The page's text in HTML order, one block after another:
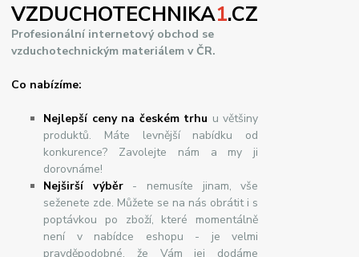
VZDUCHOTECHNIKA1.CZ
Profesionální internetový obchod se
vzduchotechnickým materiálem v ČR.
Co nabízíme:
Nejlepší ceny na českém trhu u většiny
produktů. Máte levnější nabídku od
konkurence? Zavolejte nám a my ji
dorovnáme!
Nejširšívýběr- nemusíte jinam, vše
seženete zde. Můžete se na nás obrátit i s
poptávkou po zboží, které momentálně
není v nabídce eshopu - je velmi
pravděpodobné, že Vám jej dodáme